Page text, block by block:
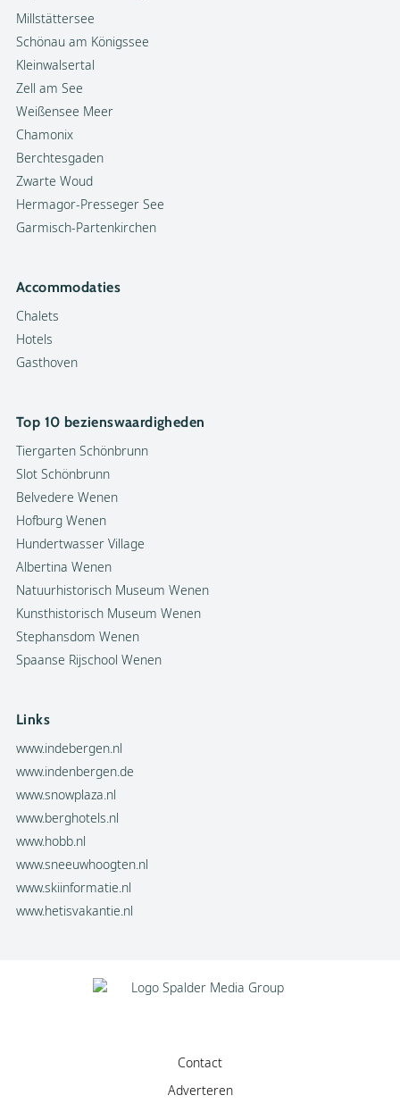
Millstättersee
Schönau am Königssee
Kleinwalsertal
Zell am See
Weißensee Meer
Chamonix
Berchtesgaden
Zwarte Woud
Hermagor-Presseger See
Garmisch-Partenkirchen
Accommodaties
Chalets
Hotels
Gasthoven
Top 10 bezienswaardigheden
Tiergarten Schönbrunn
Slot Schönbrunn
Belvedere Wenen
Hofburg Wenen
Hundertwasser Village
Albertina Wenen
Natuurhistorisch Museum Wenen
Kunsthistorisch Museum Wenen
Stephansdom Wenen
Spaanse Rijschool Wenen
Links
www.indebergen.nl
www.indenbergen.de
www.snowplaza.nl
www.berghotels.nl
www.hobb.nl
www.sneeuwhoogten.nl
www.skiinformatie.nl
www.hetisvakantie.nl
Contact
Adverteren